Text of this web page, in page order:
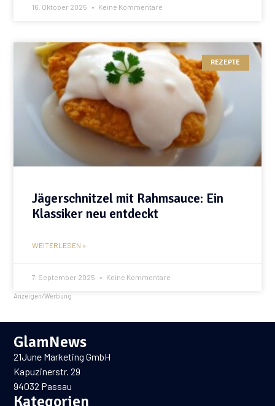
16. Oktober 2025 Keine Kommentare
REZEPTE
Jägerschnitzel mit Rahmsauce: Ein
Klassiker neu entdeckt
WEITERLESEN »
7. September 2025 Keine Kommentare
Anzeigen/Werbung
GlamNews
21June Marketing GmbH
Kapuzinerstr. 29
94032 Passau
Kategorien